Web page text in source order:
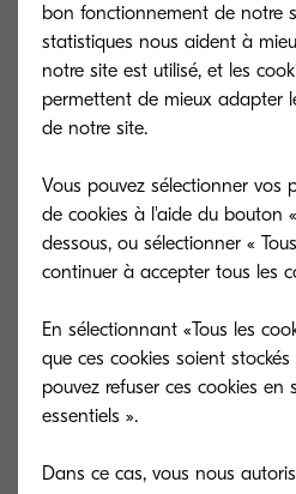
Général
bon fonctionnement de notre
statistiques nous aident à
notre site est utilisé, et les
permettent de mieux adapter
de notre site.
Vous pouvez sélectionner vos
de cookies à l'aide du bouton
dessous, ou sélectionner «
continuer à accepter tous les
En sélectionnant «Tous les
que ces cookies soient
pouvez refuser ces cookies en
essentiels ».
Dans ce cas, vous nous